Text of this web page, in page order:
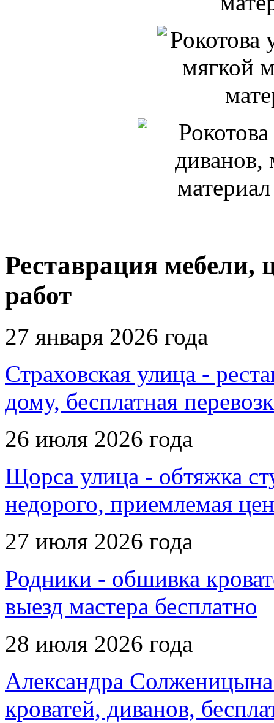
Реставрация мебели,
работ
27 января 2026 года
Страховская улица -
дому, бесплатная
26 июля 2026 года
Щорса улица - обтяжка
недорого, приемлемая
27 июля 2026 года
Родники - обшивка
выезд мастера бесплатно
28 июля 2026 года
Александра
кроватей, диванов,